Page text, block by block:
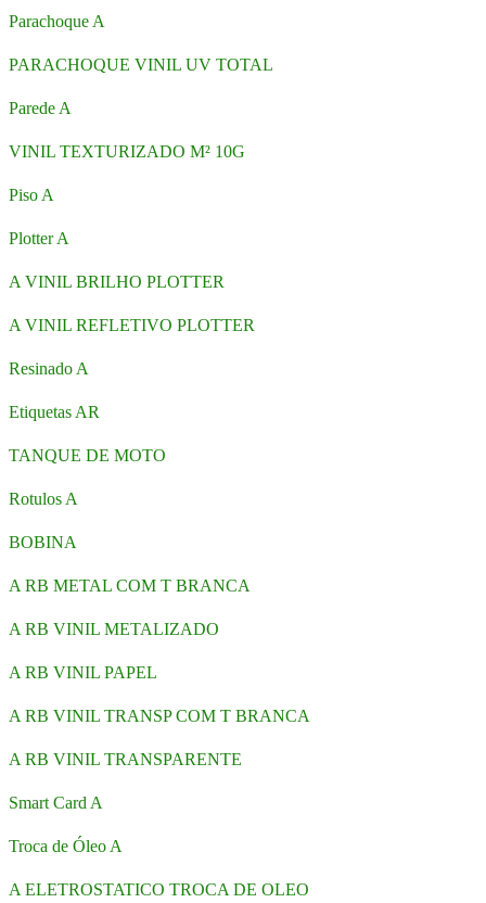
Parachoque A
PARACHOQUE VINIL UV TOTAL
Parede A
VINIL TEXTURIZADO M² 10G
Piso A
Plotter A
A VINIL BRILHO PLOTTER
A VINIL REFLETIVO PLOTTER
Resinado A
Etiquetas AR
TANQUE DE MOTO
Rotulos A
BOBINA
A RB METAL COM T BRANCA
A RB VINIL METALIZADO
A RB VINIL PAPEL
A RB VINIL TRANSP COM T BRANCA
A RB VINIL TRANSPARENTE
Smart Card A
Troca de Óleo A
A ELETROSTATICO TROCA DE OLEO